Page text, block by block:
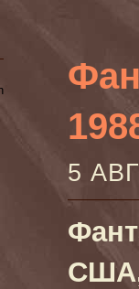
5
США,